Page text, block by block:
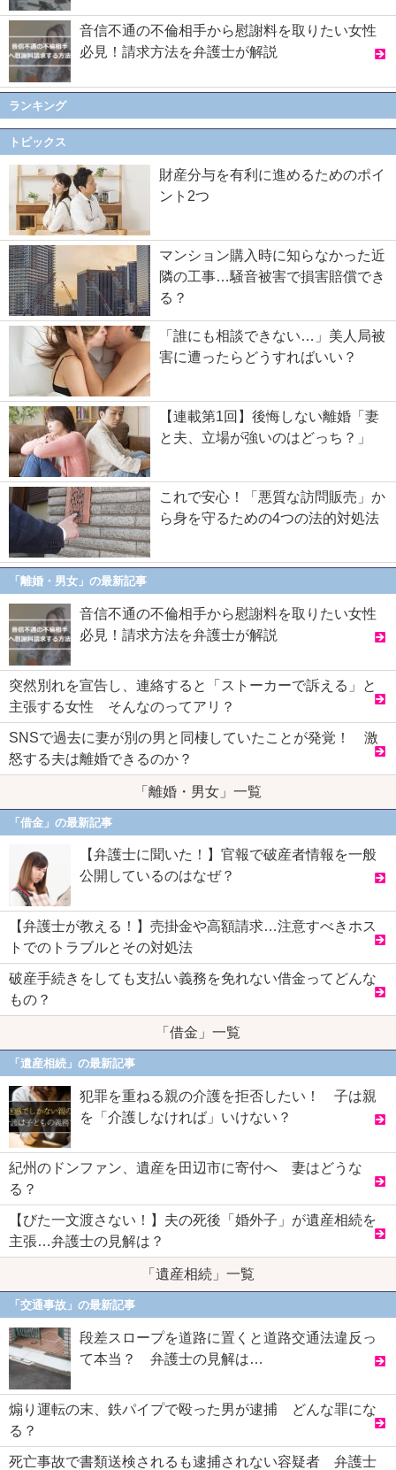
音信不通の不倫相手から慰謝料を取りたい女性
必見！請求方法を弁護士が解説
ランキング
トピックス
財産分与を有利に進めるためのポイ
ント2つ
マンション購入時に知らなかった近
隣の工事…騒音被害で損害賠償でき
る？
「誰にも相談できない…」美人局被
害に遭ったらどうすればいい？
【連載第1回】後悔しない離婚「妻
と夫、立場が強いのはどっち？」
これで安心！「悪質な訪問販売」か
ら身を守るための4つの法的対処法
「離婚・男女」の最新記事
音信不通の不倫相手から慰謝料を取りたい女性
必見！請求方法を弁護士が解説
突然別れを宣告し、連絡すると「ストーカーで訴える」と
主張する女性 そんなのってアリ？
SNSで過去に妻が別の男と同棲していたことが発覚！ 激
怒する夫は離婚できるのか？
「離婚・男女」一覧
「借金」の最新記事
【弁護士に聞いた！】官報で破産者情報を一般
公開しているのはなぜ？
【弁護士が教える！】売掛金や高額請求…注意すべきホス
トでのトラブルとその対処法
破産手続きをしても支払い義務を免れない借金ってどんな
もの？
「借金」一覧
「遺産相続」の最新記事
犯罪を重ねる親の介護を拒否したい！ 子は親
を「介護しなければ」いけない？
紀州のドンファン、遺産を田辺市に寄付へ 妻はどうな
る？
【びた一文渡さない！】夫の死後「婚外子」が遺産相続を
主張…弁護士の見解は？
「遺産相続」一覧
「交通事故」の最新記事
段差スロープを道路に置くと道路交通法違反っ
て本当？ 弁護士の見解は…
煽り運転の末、鉄パイプで殴った男が逮捕 どんな罪にな
る？
死亡事故で書類送検されるも逮捕されない容疑者 弁護士